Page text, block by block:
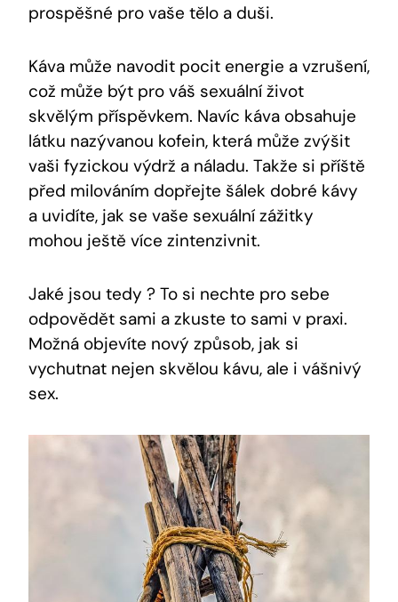
prospěšné pro vaše tělo a duši.
Káva může navodit pocit energie a vzrušení,
což může být pro váš sexuální život
skvělým příspěvkem. Navíc káva obsahuje
látku nazývanou kofein, která může zvýšit
vaši fyzickou výdrž a náladu. Takže si příště
před milováním dopřejte šálek dobré kávy
a uvidíte, jak se vaše sexuální zážitky
mohou ještě více zintenzivnit.
Jaké jsou tedy ? To si nechte pro sebe
odpovědět sami a zkuste to sami v praxi.
Možná objevíte nový způsob, jak si
vychutnat nejen skvělou kávu, ale i vášnivý
sex.